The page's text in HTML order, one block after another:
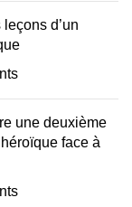
d’un
une deuxième
face à